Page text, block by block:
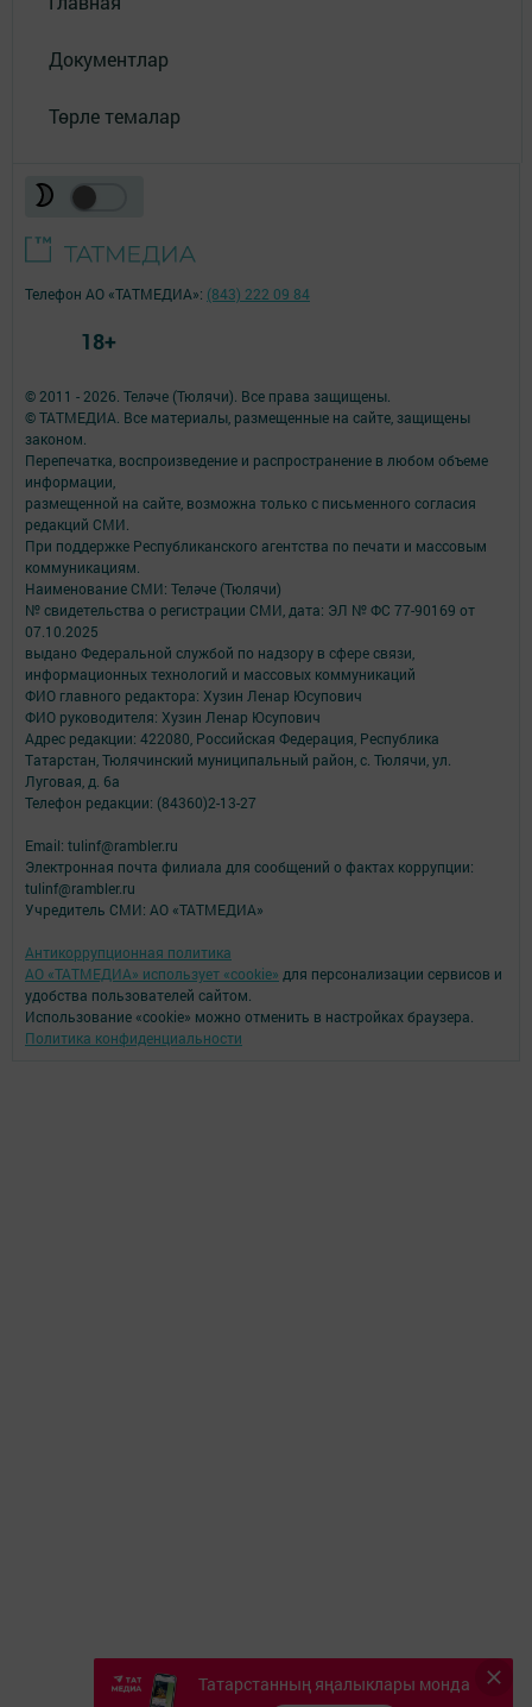
Документлар
Төрле темалар
Татарстанның яңалыклары монда
© 2011 - 2026. Теләче (Тюлячи). Все права защищены.
© ТАТМЕДИА. Все материалы, размещенные на сайте, защищены
законом.
Перепечатка, воспроизведение и распространение в любом объеме
информации,
размещенной на сайте, возможна только с письменного согласия
редакций СМИ.
При поддержке Республиканского агентства по печати и массовым
коммуникациям.
Наименование СМИ: Теләче (Тюлячи)
№ свидетельства о регистрации СМИ, дата: ЭЛ № ФС 77-90169 от
07.10.2025
выдано Федеральной службой по надзору в сфере связи,
информационных технологий и массовых коммуникаций
ФИО главного редактора: Хузин Ленар Юсупович
ФИО руководителя: Хузин Ленар Юсупович
Адрес редакции: 422080, Российская Федерация, Республика
Татарстан, Тюлячинский муниципальный район, с. Тюлячи, ул.
Луговая, д. 6а
Телефон редакции: (84360)2-⁠13-⁠27
Email: tulinf@rambler.ru
Электронная почта филиала для сообщений о фактах коррупции:
tulinf@rambler.ru
Учредитель СМИ: АО «ТАТМЕДИА»
Антикоррупционная политика
АО «ТАТМЕДИА» использует «cookie» для персонализации сервисов и
удобства пользователей сайтом.
Использование «cookie» можно отменить в настройках браузера.
Политика конфиденциальности
Телефон АО «ТАТМЕДИА»: (843) 222 09 84
18+